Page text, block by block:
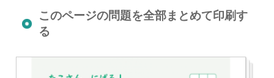
このページの問題を全部まとめて印刷す
る